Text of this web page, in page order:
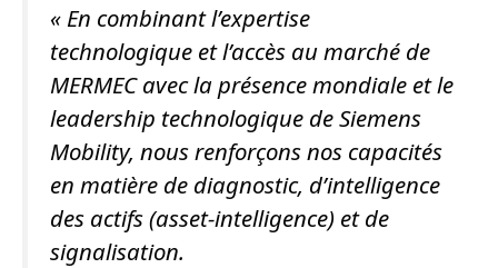
« En combinant l’expertise
technologique et l’accès au marché de
MERMEC avec la présence mondiale et le
leadership technologique de Siemens
Mobility, nous renforçons nos capacités
en matière de diagnostic, d’intelligence
des actifs (asset-intelligence) et de
signalisation.